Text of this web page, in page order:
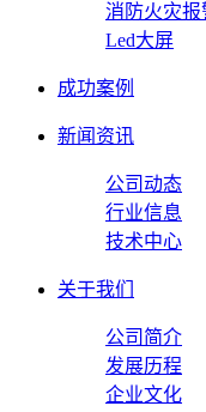
消防火灾报
Led大屏
成功案例
新闻资讯
公司动态
行业信息
技术中心
关于我们
公司简介
发展历程
企业文化